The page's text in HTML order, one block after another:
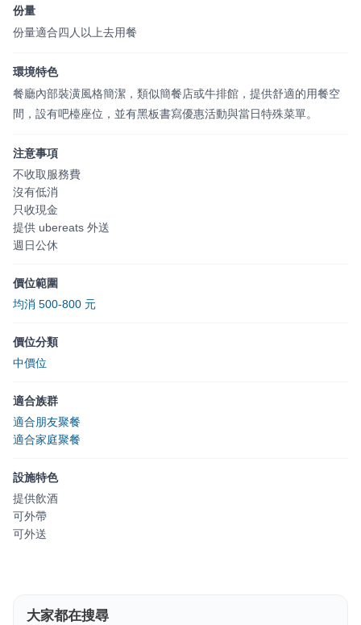
份量
份量適合四人以上去用餐
環境特色
餐廳內部裝潢風格簡潔，類似簡餐店或牛排館，提供舒適的用餐空
間，設有吧檯座位，並有黑板書寫優惠活動與當日特殊菜單。
注意事項
不收取服務費
沒有低消
只收現金
提供 ubereats 外送
週日公休
價位範圍
均消 500-800 元
價位分類
中價位
適合族群
適合朋友聚餐
適合家庭聚餐
設施特色
提供飲酒
可外帶
可外送
大家都在搜尋